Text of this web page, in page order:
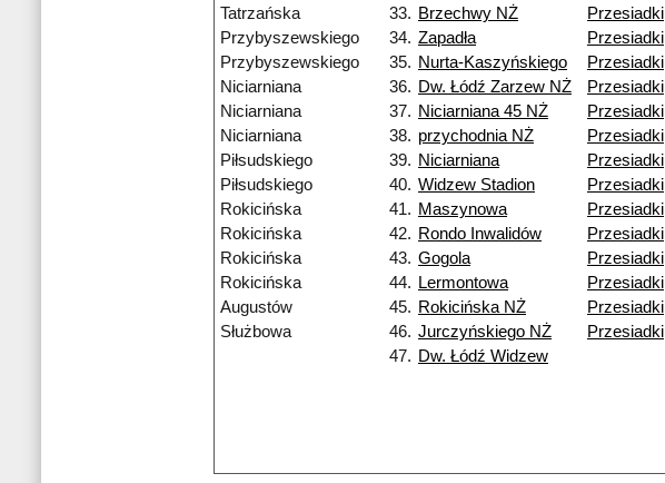
Tatrzańska
33. Brzechwy NŻ
Przesiadki
Przybyszewskiego
34. Zapadła
Przesiadki
Przybyszewskiego
35. Nurta-Kaszyńskiego
Przesiadki
Niciarniana
36. Dw. Łódź Zarzew NŻ
Przesiadki
Niciarniana
37. Niciarniana 45 NŻ
Przesiadki
Niciarniana
38. przychodnia NŻ
Przesiadki
Piłsudskiego
39. Niciarniana
Przesiadki
Piłsudskiego
40. Widzew Stadion
Przesiadki
Rokicińska
41. Maszynowa
Przesiadki
Rokicińska
42. Rondo Inwalidów
Przesiadki
Rokicińska
43. Gogola
Przesiadki
Rokicińska
44. Lermontowa
Przesiadki
Augustów
45. Rokicińska NŻ
Przesiadki
Służbowa
46. Jurczyńskiego NŻ
Przesiadki
47. Dw. Łódź Widzew